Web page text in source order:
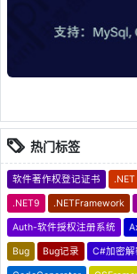
热门标签
软件著作权登记证书 .NET
.NET9 .NETFramework
Auth-软件授权注册系统
Bug Bug记录 C#加密解